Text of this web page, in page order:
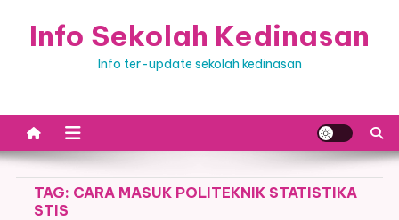
Info Sekolah Kedinasan
Info ter-update sekolah kedinasan
TAG: CARA MASUK POLITEKNIK STATISTIKA
STIS